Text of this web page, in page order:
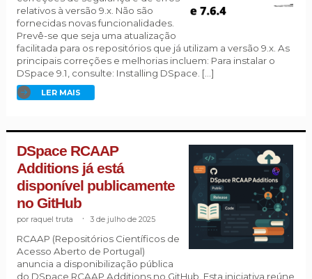
relativos à versão 9.x. Não são
fornecidas novas funcionalidades.
Prevê-se que seja uma atualização
facilitada para os repositórios que já utilizam a versão 9.x. As
principais correções e melhorias incluem: Para instalar o
DSpace 9.1, consulte: Installing DSpace. […]
LER MAIS
DSpace RCAAP
Additions já está
disponível publicamente
no GitHub
raquel truta 3 de julho de 2025
RCAAP (Repositórios Científicos de
Acesso Aberto de Portugal)
anuncia a disponibilização pública
do DSpace RCAAP Additions no GitHub. Esta iniciativa reúne